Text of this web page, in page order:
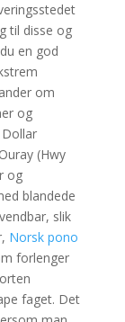
til disse og
en god
om
og
(Hwy
og
blandede
slik
Norsk pono
forlenger
faget. Det